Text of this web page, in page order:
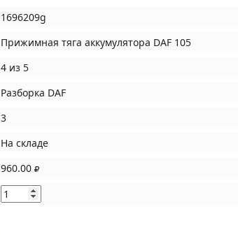
1696209g
Прижимная тяга аккумулятора DAF 105
4 из 5
Разборка DAF
3
На складе
960.00